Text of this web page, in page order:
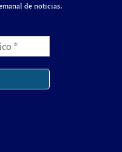
de noticias.